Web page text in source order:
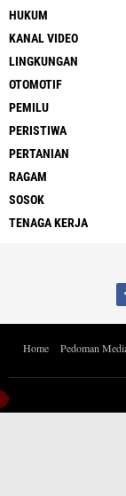
HUKUM
KANAL VIDEO
LINGKUNGAN
OTOMOTIF
PEMILU
PERISTIWA
PERTANIAN
RAGAM
SOSOK
TENAGA KERJA
Home Pedoman